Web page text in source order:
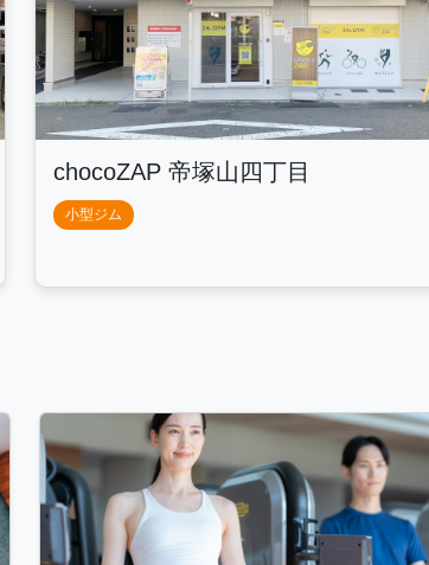
chocoZAP 帝塚山四丁目
小型ジム